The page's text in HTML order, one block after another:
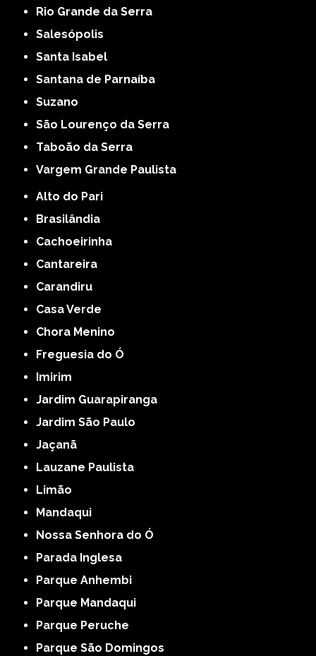
Rio Grande da Serra
Salesópolis
Santa Isabel
Santana de Parnaíba
Suzano
São Lourenço da Serra
Taboão da Serra
Vargem Grande Paulista
Alto do Pari
Brasilândia
Cachoeirinha
Cantareira
Carandiru
Casa Verde
Chora Menino
Freguesia do Ó
Imirim
Jardim Guarapiranga
Jardim São Paulo
Jaçanã
Lauzane Paulista
Limão
Mandaqui
Nossa Senhora do Ó
Parada Inglesa
Parque Anhembi
Parque Mandaqui
Parque Peruche
Parque São Domingos